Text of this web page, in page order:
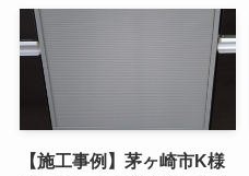
【施工事例】茅ヶ崎市K様